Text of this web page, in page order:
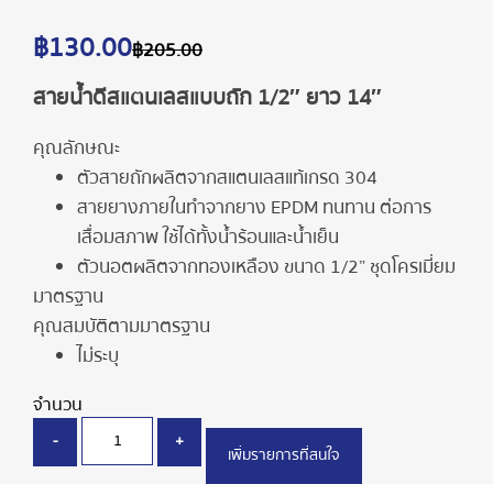
฿205.00
฿130.00
สายน้ำดีสแตนเลสแบบถัก 1/2″ ยาว 14″
คุณลักษณะ
ตัวสายถักผลิตจากสแตนเลสแท้เกรด 304
สายยางภายในทำจากยาง EPDM ทนทาน ต่อการ
เสื่อมสภาพ ใช้ได้ทั้งน้ำร้อนและน้ำเย็น
ตัวนอตผลิตจากทองเหลือง ขนาด 1/2” ชุดโครเมี่ยม
มาตรฐาน
คุณสมบัติตามมาตรฐาน
ไม่ระบุ
จำนวน
- +
เพิ่มรายการที่สนใจ